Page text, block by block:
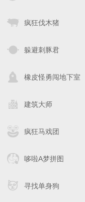
疯狂伐木猪
躲避刺豚君
橡皮怪勇闯地下室
建筑大师
疯狂马戏团
哆啦A梦拼图
寻找单身狗